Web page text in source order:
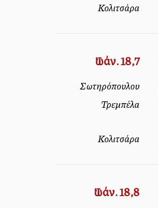
Κολιτσάρα
Ἰωάν. 18,7
Σωτηρόπουλου
Τρεμπέλα
Κολιτσάρα
Ἰωάν. 18,8